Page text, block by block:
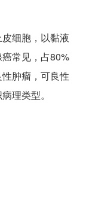
细胞，以黏液
常见，占80%
肿瘤，可良性
理类型。